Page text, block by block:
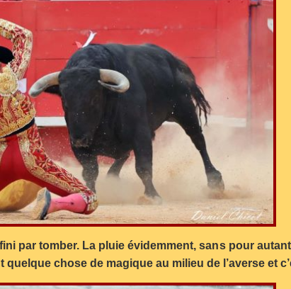
par tomber. La pluie évidemment, sans pour
chose de magique au milieu de l’averse et